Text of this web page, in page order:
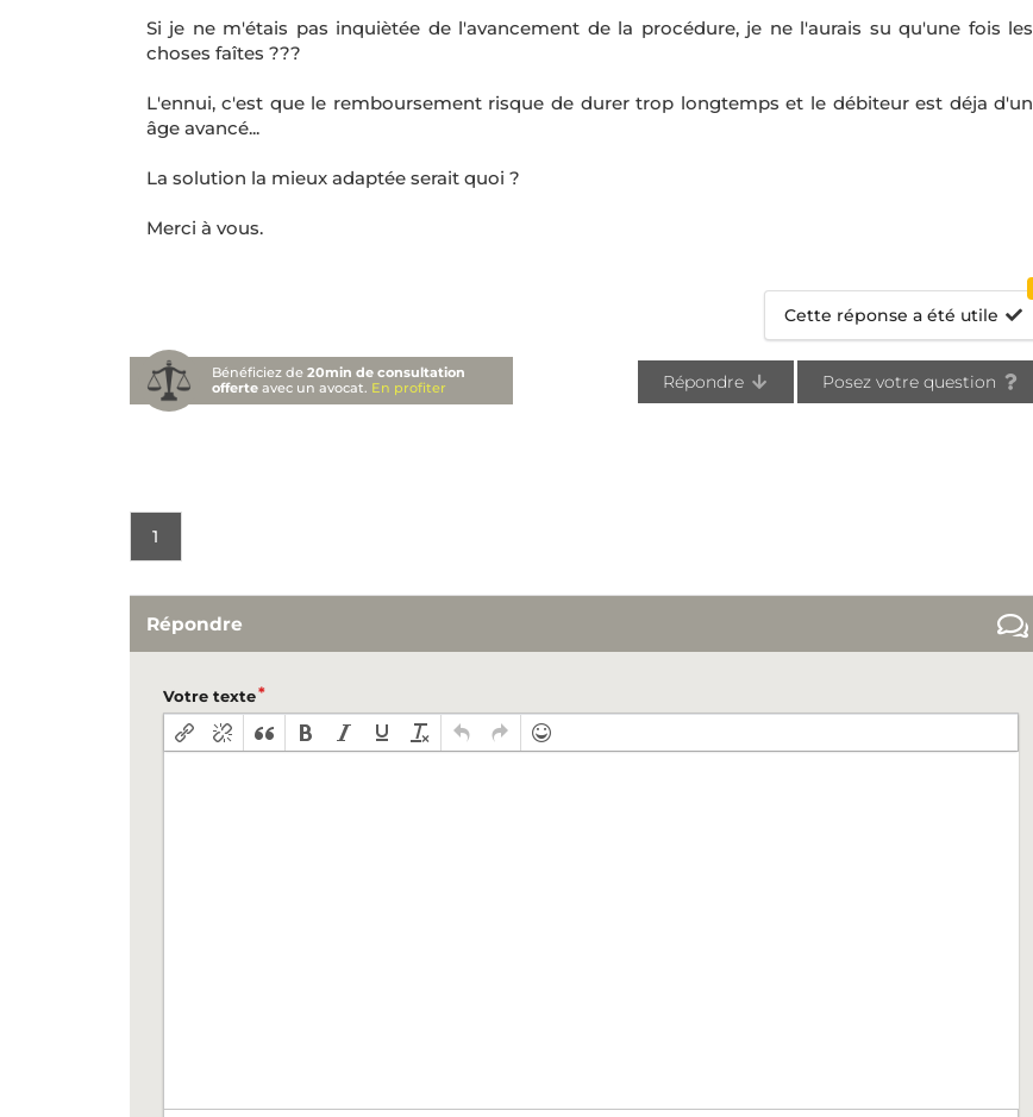
Si je ne m'étais pas inquiètée de l'avancement de la procédure, je ne l'aurais su qu'une fois les
choses faîtes ???
L'ennui, c'est que le remboursement risque de durer trop longtemps et le débiteur est déja d'un
âge avancé...
La solution la mieux adaptée serait quoi ?
Merci à vous.
Cette réponse a été utile
Bénéficiez de20min de consultation
offerte avec un avocat. En profiter Répondre Posez votre question
1
Répondre
Votre texte